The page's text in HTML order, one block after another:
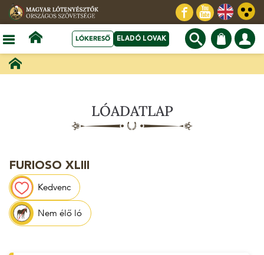
LÓKERESŐ ELADÓ LOVAK
LÓADATLAP
FURIOSO XLIII
Kedvenc
Nem élő ló